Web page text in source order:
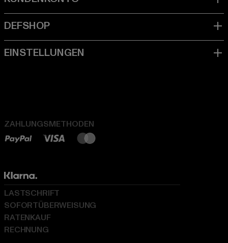
ZAHLUNGSMETHODEN
LASTSCHRIFT
SOFORTÜBERWEISUNG
RATENKAUF
RECHNUNG